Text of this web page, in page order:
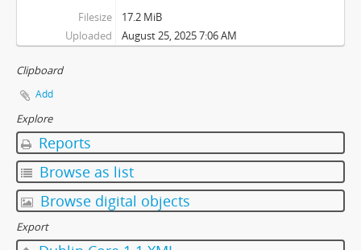
Filesize
17.2 MiB
Uploaded
August 25, 2025 7:06 AM
Clipboard
Add
Explore
Reports
Browse as list
Browse digital objects
Export